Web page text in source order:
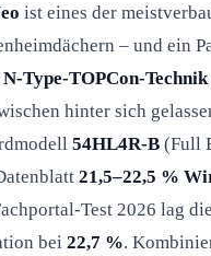
ist eines der
– und ein
N-Type-TOPCon-Technik
hinter sich
54HL4R-B (Full
21,5–22,5 %
Test 2026 lag die
bei 22,7 %.